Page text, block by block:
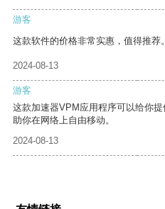
游客
这款软件的价格非常实惠，值得推荐。
2024-08-13
游客
这款加速器VPM应用程序可以给你
助你在网络上自由移动。
2024-08-13